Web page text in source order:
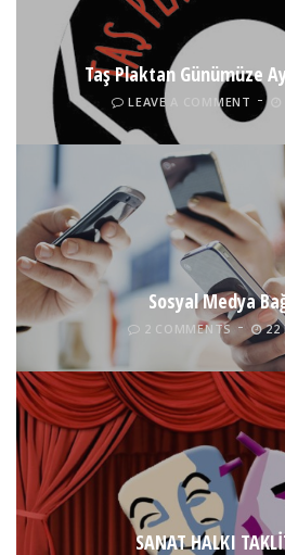
Taş Plaktan Günümüze
LEAVE A COMMENT
Sosyal Medya
2 COMMENTS 22
SANAT HALKI